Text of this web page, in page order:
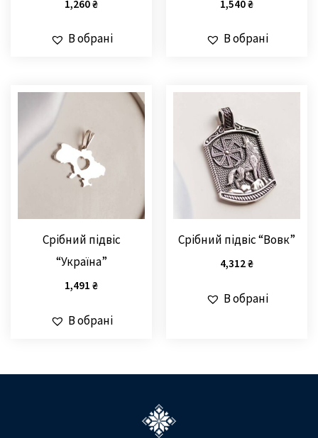
1,260₴
В обрані
1,540₴
В обрані
Срібний підвіс
“Україна”
1,491 ₴
В обрані
Срібний підвіс “Вовк”
4,312₴
В обрані